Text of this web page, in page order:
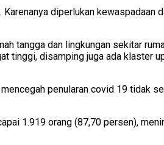
diperlukan kewaspadaan
tangga dan lingkungan sekitar
disamping juga ada klaster
penularan covid 19 tidak
1.919 orang (87,70 persen),